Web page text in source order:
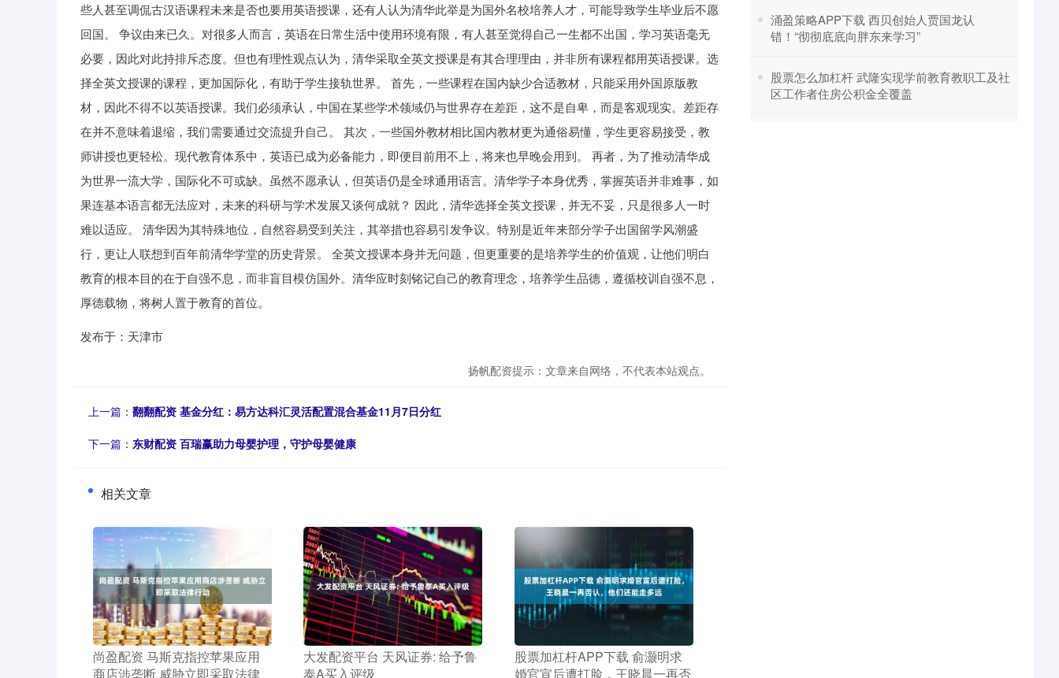
些人甚至调侃古汉语课程未来是否也要用英语授课，还有人认为清华此举是为国外名校培养人才，可能导致学生毕业后不愿
回国。 争议由来已久。对很多人而言，英语在日常生活中使用环境有限，有人甚至觉得自己一生都不出国，学习英语毫无
必要，因此对此持排斥态度。但也有理性观点认为，清华采取全英文授课是有其合理理由，并非所有课程都用英语授课。选
择全英文授课的课程，更加国际化，有助于学生接轨世界。 首先，一些课程在国内缺少合适教材，只能采用外国原版教
材，因此不得不以英语授课。我们必须承认，中国在某些学术领域仍与世界存在差距，这不是自卑，而是客观现实。差距存
在并不意味着退缩，我们需要通过交流提升自己。 其次，一些国外教材相比国内教材更为通俗易懂，学生更容易接受，教
师讲授也更轻松。现代教育体系中，英语已成为必备能力，即便目前用不上，将来也早晚会用到。 再者，为了推动清华成
为世界一流大学，国际化不可或缺。虽然不愿承认，但英语仍是全球通用语言。清华学子本身优秀，掌握英语并非难事，如
果连基本语言都无法应对，未来的科研与学术发展又谈何成就？ 因此，清华选择全英文授课，并无不妥，只是很多人一时
难以适应。 清华因为其特殊地位，自然容易受到关注，其举措也容易引发争议。特别是近年来部分学子出国留学风潮盛
行，更让人联想到百年前清华学堂的历史背景。 全英文授课本身并无问题，但更重要的是培养学生的价值观，让他们明白
教育的根本目的在于自强不息，而非盲目模仿国外。清华应时刻铭记自己的教育理念，培养学生品德，遵循校训自强不息，
厚德载物，将树人置于教育的首位。
发布于：天津市
扬帆配资提示：文章来自网络，不代表本站观点。
上一篇： 翻翻配资 基金分红：易方达科汇灵活配置混合基金11月7日分红
下一篇： 东财配资 百瑞赢助力母婴护理，守护母婴健康
相关文章
​尚盈配资 马斯克指控苹果应用
商店涉垄断 威胁立即采取法律
​大发配资平台 天风证券: 给予鲁
泰A买入评级
​股票加杠杆APP下载 俞灏明求
婚官宣后遭打脸，王晓晨一再否
​涌盈策略APP下载 西贝创始人贾国龙认
错！“彻彻底底向胖东来学习”
​股票怎么加杠杆 武隆实现学前教育教职工及社
区工作者住房公积金全覆盖